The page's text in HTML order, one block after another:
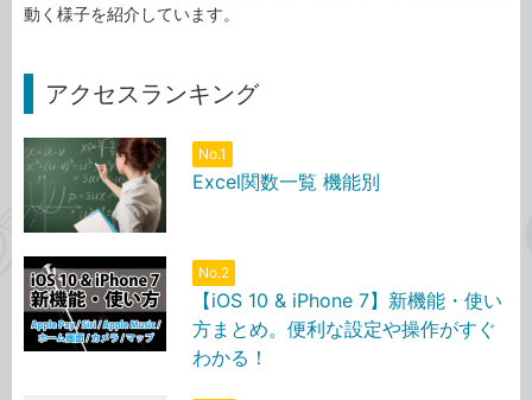
動く様子を紹介しています。
アクセスランキング
No.1
Excel関数一覧 機能別
No.2
【iOS 10 & iPhone 7】新機能・使い
方まとめ。便利な設定や操作がすぐ
わかる！